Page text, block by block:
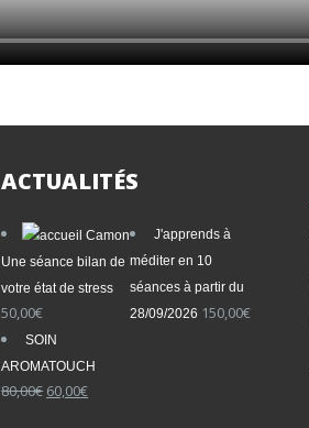
ACTUALITÉS
Une séance bilan de
votre état de stress
50,00€
J'apprends à
méditer en 10
séances à partir du
28/09/2026 150,00€
SOIN
AROMATOUCH
80,00€ Le
60,00€Le